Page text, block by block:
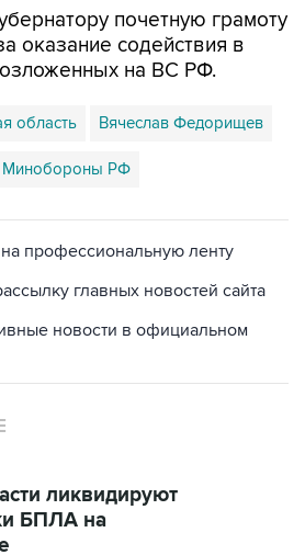
почетную грамоту
оказание содействия в
на ВС РФ.
область Вячеслав Федорищев
Минобороны РФ
профессиональную ленту
главных новостей сайта
новости в официальном
ликвидируют
БПЛА на